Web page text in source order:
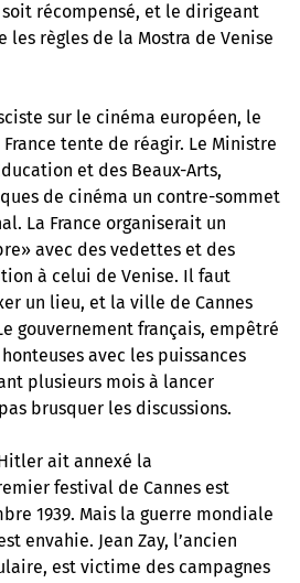
récompensé, et le dirigeant
règles de la Mostra de Venise
sur le cinéma européen, le
tente de réagir. Le Ministre
et des Beaux-Arts,
de cinéma un contre-sommet
La France organiserait un
avec des vedettes et des
à celui de Venise. Il faut
un lieu, et la ville de Cannes
gouvernement français, empêtré
avec les puissances
plusieurs mois à lancer
brusquer les discussions.
ait annexé la
festival de Cannes est
1939. Mais la guerre mondiale
envahie. Jean Zay, l’ancien
est victime des campagnes